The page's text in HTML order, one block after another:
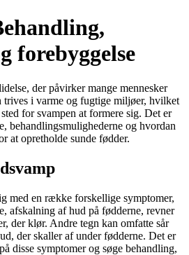
forebyggelse
der påvirker mange mennesker
trives i varme og fugtige miljøer, hvilket
for svampen at formere sig. Det er
behandlingsmulighederne og hvordan
at opretholde sunde fødder.
med en række forskellige symptomer,
afskalning af hud på fødderne, revner
der klør. Andre tegn kan omfatte sår
der skaller af under fødderne. Det er
disse symptomer og søge behandling,